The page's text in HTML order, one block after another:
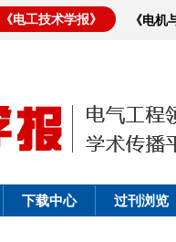
《电工技术学报》 《电
下载中心 过刊浏览